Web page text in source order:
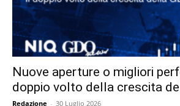
Nuove aperture o migliori
doppio volto della crescita
Redazione - 30 Luglio 2026